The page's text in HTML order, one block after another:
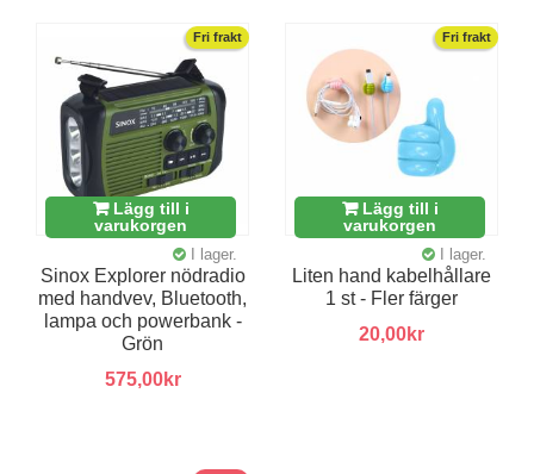
Fri frakt
Lägg till i
varukorgen
I lager.
Sinox Explorer nödradio
med handvev, Bluetooth,
lampa och powerbank -
Grön
575,00kr
Fri frakt
Lägg till i
varukorgen
I lager.
Liten hand kabelhållare
1 st - Fler färger
20,00kr